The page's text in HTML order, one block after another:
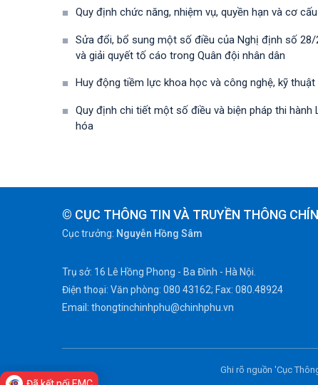
Quy định chức năng, nhiệm vụ, quyền hạn và cơ
Sửa đổi, bổ sung một số điều của Nghị định số
và giải quyết tố cáo trong Quân đội nhân dân
Huy động tiềm lực khoa học và công nghệ, kỹ
Quy định chi tiết một số điều và biện pháp thi
hóa
© CỤC THÔNG TIN VÀ TRUYỀN THÔNG
Cục trưởng: Nguyễn Hồng Sâm
Trụ sở: 16 Lê Hồng Phong - Ba Đình - Hà Nội.
Điện thoại: Văn phòng: 080 43162; Fax: 080.48924
Email: thongtinchinhphu@chinhphu.vn
Ghi rõ nguồn 'Cục